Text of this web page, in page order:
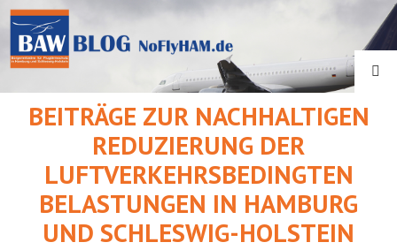
Springe
zum
Inhalt
BEITRÄGE ZUR NACHHALTIGEN
REDUZIERUNG DER
LUFTVERKEHRSBEDINGTEN
BELASTUNGEN IN HAMBURG
UND SCHLESWIG-HOLSTEIN